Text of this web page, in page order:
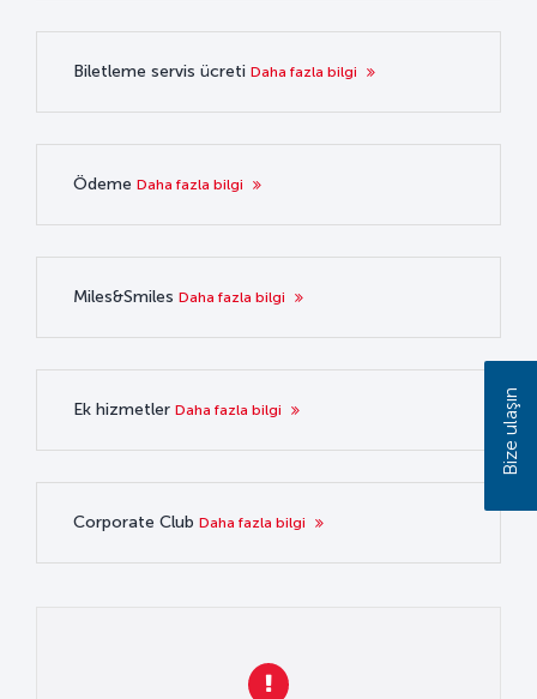
Biletleme servis ücreti Daha fazla bilgi
Ödeme Daha fazla bilgi
Miles&Smiles Daha fazla bilgi
Ek hizmetler Daha fazla bilgi
Corporate Club Daha fazla bilgi
Bize ulaşın